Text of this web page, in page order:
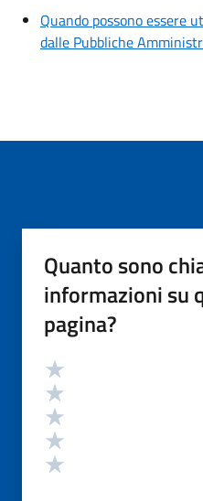
Quando possono essere
dalle Pubbliche
Quanto sono
informazioni su
pagina?
Valutazione